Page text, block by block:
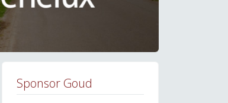
Sponsor Goud